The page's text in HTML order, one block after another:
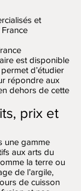
et
est disponible
d’étudier
répondre aux
dehors de cette
prix et
une gamme
aux arts du
la terre ou
de l’argile,
de cuisson